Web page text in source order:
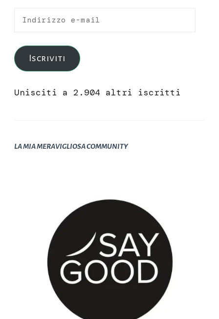
Indirizzo
mail
Iscriviti
Unisciti a 2.904 altri iscritti
LA MIA MERAVIGLIOSA COMMUNITY